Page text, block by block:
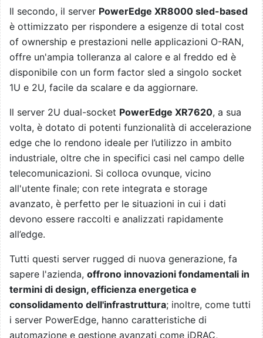
Il secondo, il server PowerEdge XR8000 sled-based
è ottimizzato per rispondere a esigenze di total cost
of ownership e prestazioni nelle applicazioni O-RAN,
offre un'ampia tolleranza al calore e al freddo ed è
disponibile con un form factor sled a singolo socket
1U e 2U, facile da scalare e da aggiornare.
Il server 2U dual-socket PowerEdge XR7620, a sua
volta, è dotato di potenti funzionalità di accelerazione
edge che lo rendono ideale per l’utilizzo in ambito
industriale, oltre che in specifici casi nel campo delle
telecomunicazioni. Si colloca ovunque, vicino
all'utente finale; con rete integrata e storage
avanzato, è perfetto per le situazioni in cui i dati
devono essere raccolti e analizzati rapidamente
all’edge.
Tutti questi server rugged di nuova generazione, fa
sapere l'azienda, offrono innovazioni fondamentali in
termini di design, efficienza energetica e
consolidamento dell'infrastruttura; inoltre, come tutti
i server PowerEdge, hanno caratteristiche di
automazione e gestione avanzati come iDRAC,